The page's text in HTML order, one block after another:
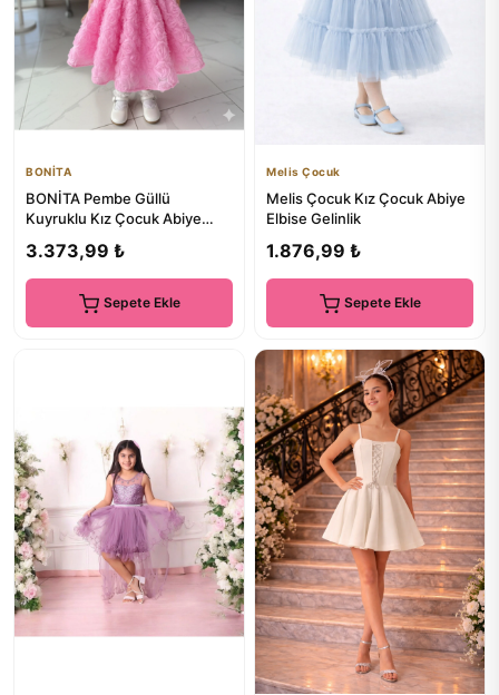
BONİTA
BONİTA Pembe Güllü
Kuyruklu Kız Çocuk Abiye
3.373,99 ₺
Sepete Ekle
Melis Çocuk
Melis Çocuk Kız Çocuk Abiye
Elbise Gelinlik
1.876,99 ₺
Sepete Ekle